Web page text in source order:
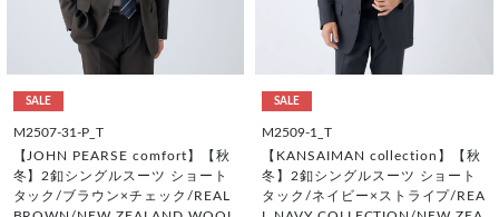
SALE
M2507-31-P_T
【JOHN PEARSE comfort】【秋
冬】2釦シングルスーツ ショート
タック/ブラウン×チェック/REAL
SALE
M2509-1_T
【KANSAIMAN collection】【秋
冬】2釦シングルスーツ ショート
タック/ネイビー×ストライプ/REA